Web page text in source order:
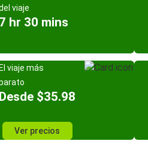
viaje
hr 30 mins
viaje más
$35.98
Ver precios